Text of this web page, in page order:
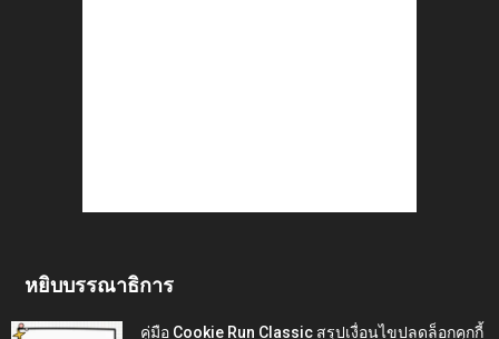
หยิบบรรณาธิการ
คู่มือ Cookie Run Classic สรุปเงื่อนไขปลดล็อกคุกกี้